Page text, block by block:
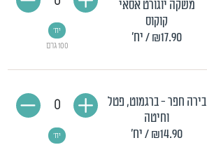
משקה יוגורט אסאי
קוקוס
₪17.90/ יח'
100 גרם
יח'
בירה חפר - ברגמוט, פטל
וחיטה
₪14.90/ יח' יח'
0